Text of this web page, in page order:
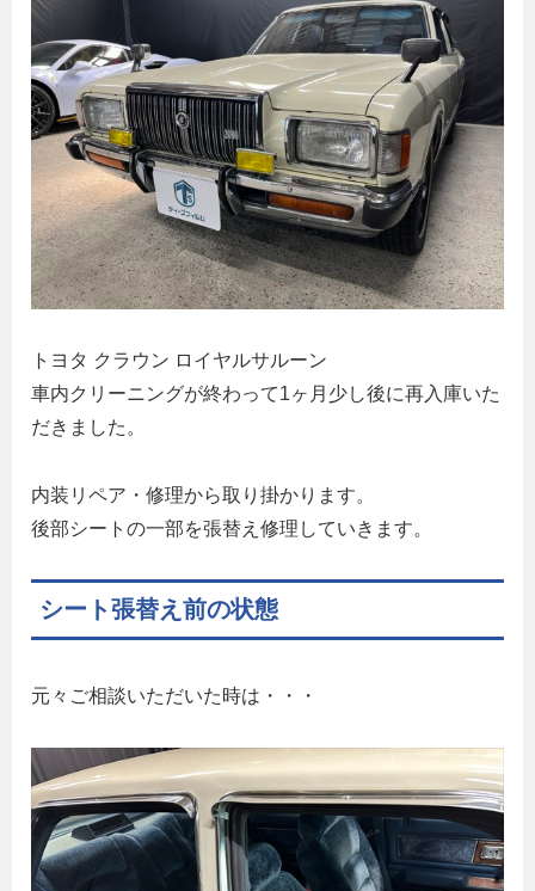
トヨタ クラウン ロイヤルサルーン
車内クリーニングが終わって1ヶ月少し後に再入庫いた
だきました。
内装リペア・修理から取り掛かります。
後部シートの一部を張替え修理していきます。
シート張替え前の状態
元々ご相談いただいた時は・・・